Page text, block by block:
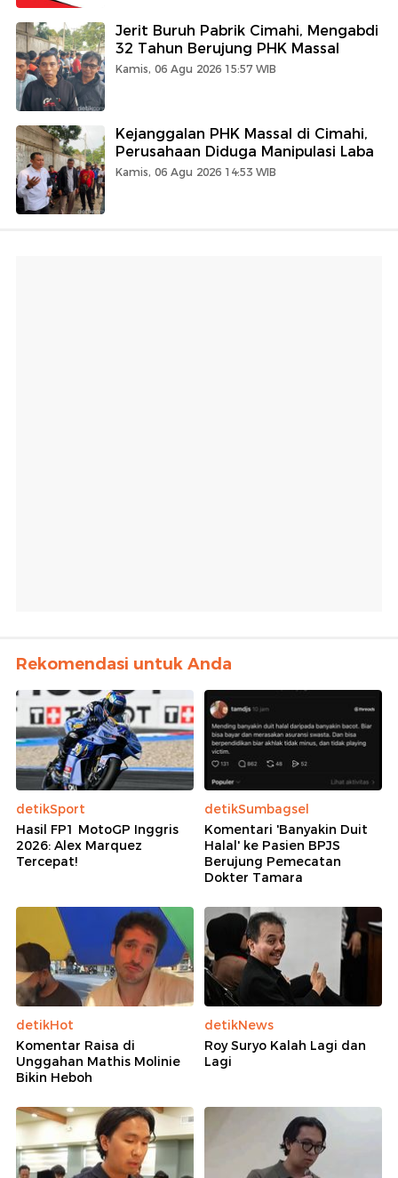
Jerit Buruh Pabrik Cimahi, Mengabdi
32 Tahun Berujung PHK Massal
Kamis, 06 Agu 2026 15:57 WIB
Kejanggalan PHK Massal di Cimahi,
Perusahaan Diduga Manipulasi Laba
Kamis, 06 Agu 2026 14:53 WIB
Rekomendasi untuk Anda
detikSport
Hasil FP1 MotoGP Inggris
2026: Alex Marquez
Tercepat!
detikSumbagsel
Komentari 'Banyakin Duit
Halal' ke Pasien BPJS
Berujung Pemecatan
Dokter Tamara
detikHot
Komentar Raisa di
Unggahan Mathis Molinie
Bikin Heboh
detikNews
Roy Suryo Kalah Lagi dan
Lagi